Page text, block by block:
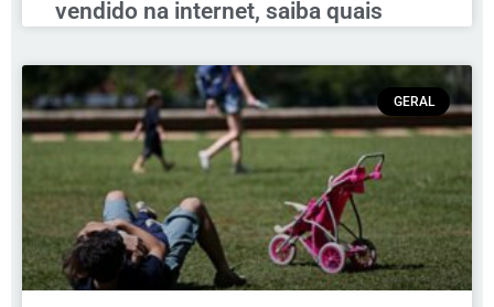
vendido na internet, saiba quais
GERAL